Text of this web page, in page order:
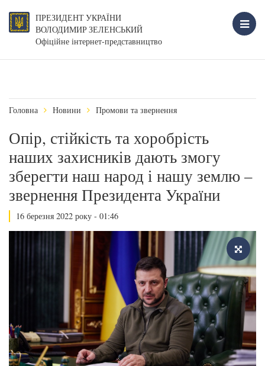
ПРЕЗИДЕНТ УКРАЇНИ
ВОЛОДИМИР ЗЕЛЕНСЬКИЙ
Офіційне інтернет-представництво
Головна Новини Промови та звернення
Опір, стійкість та хоробрість
наших захисників дають змогу
зберегти наш народ і нашу землю –
звернення Президента України
16 березня 2022 року - 01:46